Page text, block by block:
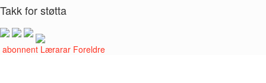
Takk for støtta
abonnent Lærarar Foreldre